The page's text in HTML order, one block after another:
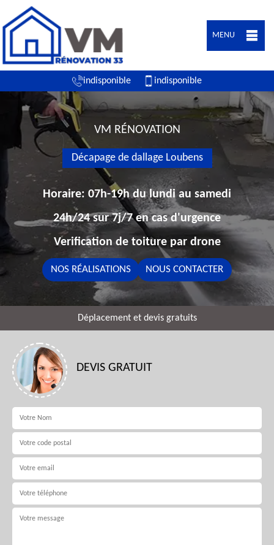
MENU
indisponible indisponible
VM RÉNOVATION
Décapage de dallage Loubens
Horaire: 07h-19h du lundi au samedi
24h/24 sur 7j/7 en cas d'urgence
Verification de toiture par drone
NOS RÉALISATIONS NOUS CONTACTER
Déplacement et devis gratuits
DEVIS GRATUIT